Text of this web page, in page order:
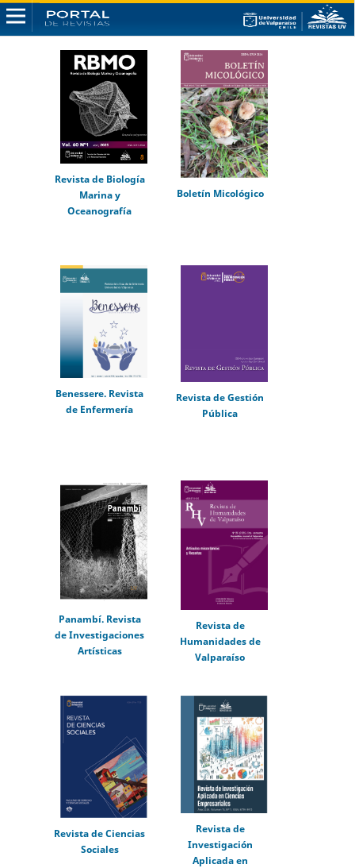
Revista de Biología
Marina y
Oceanografía
Boletín Micológico
Benessere. Revista
de Enfermería
Revista de Gestión
Pública
Panambí. Revista
de Investigaciones
Artísticas
Revista de
Humanidades de
Valparaíso
Revista de Ciencias
Sociales
Revista de
Investigación
Aplicada en